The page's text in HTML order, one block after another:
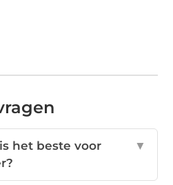
het beste voor
▼